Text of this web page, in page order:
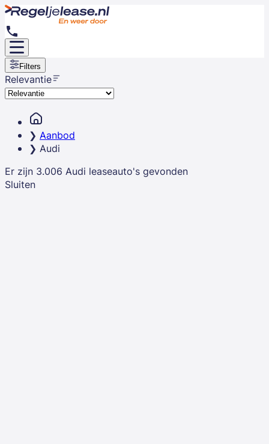
Filters
Relevantie
Aanbod
Audi
Er zijn 3.006 Audi leaseauto's gevonden
Sluiten